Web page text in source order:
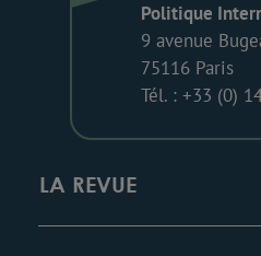
Politique
9 avenue
75116 Paris
Tél. : +33 (0)
LA REVUE